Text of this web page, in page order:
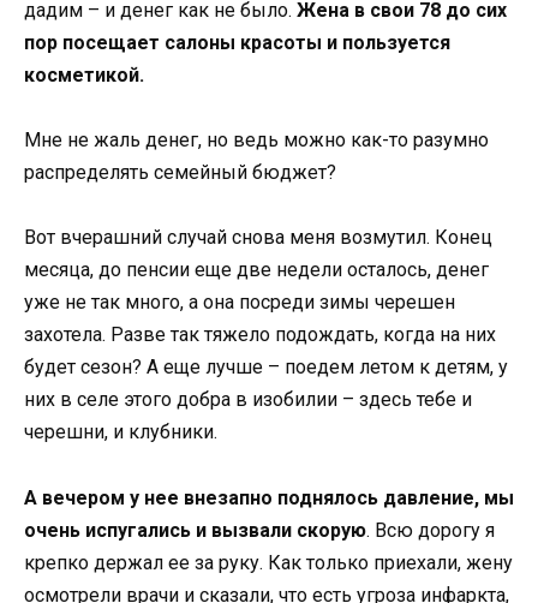
дадим – и денег как не было. Жена в свои 78 до сих
пор посещает салоны красоты и пользуется
косметикой.
Мне не жаль денег, но ведь можно как-то разумно
распределять семейный бюджет?
Вот вчерашний случай снова меня возмутил. Конец
месяца, до пенсии еще две недели осталось, денег
уже не так много, а она посреди зимы черешен
захотела. Разве так тяжело подождать, когда на них
будет сезон? А еще лучше – поедем летом к детям, у
них в селе этого добра в изобилии – здесь тебе и
черешни, и клубники.
А вечером у нее внезапно поднялось давление, мы
очень испугались и вызвали скорую. Всю дорогу я
крепко держал ее за руку. Как только приехали, жену
осмотрели врачи и сказали, что есть угроза инфаркта,